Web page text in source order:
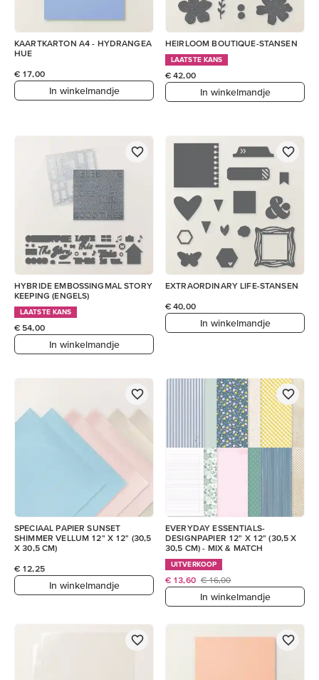
KAARTKARTON A4 - HYDRANGEA
HUE
€ 17,00
In winkelmandje
HEIRLOOM BOUTIQUE-STANSEN
LAATSTE KANS
€ 42,00
In winkelmandje
HYBRIDE EMBOSSINGMAL STORY
KEEPING (ENGELS)
LAATSTE KANS
€ 54,00
In winkelmandje
EXTRAORDINARY LIFE-STANSEN
€ 40,00
In winkelmandje
SPECIAAL PAPIER SUNSET
SHIMMER VELLUM 12" X 12" (30,5
X 30,5 CM)
€ 12,25
In winkelmandje
EVERYDAY ESSENTIALS-
DESIGNPAPIER 12" X 12" (30,5 X
30,5 CM) - MIX & MATCH
UITVERKOOP
€ 13,60 € 16,00
In winkelmandje